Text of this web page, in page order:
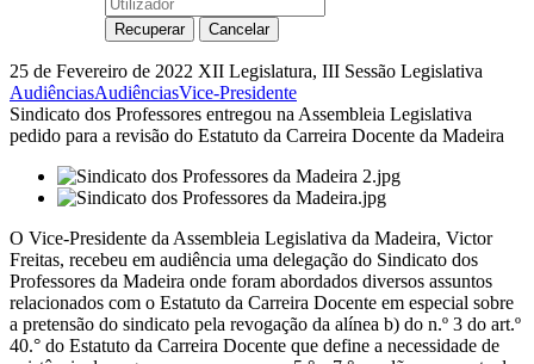
25 de Fevereiro de 2022 XII Legislatura, III Sessão Legislativa
AudiênciasAudiênciasVice-Presidente
Sindicato dos Professores entregou na Assembleia Legislativa
pedido para a revisão do Estatuto da Carreira Docente da Madeira
O Vice-Presidente da Assembleia Legislativa da Madeira, Victor
Freitas, recebeu em audiência uma delegação do Sindicato dos
Professores da Madeira onde foram abordados diversos assuntos
relacionados com o Estatuto da Carreira Docente em especial sobre
a pretensão do sindicato pela revogação da alínea b) do n.º 3 do art.º
40.° do Estatuto da Carreira Docente que define a necessidade de